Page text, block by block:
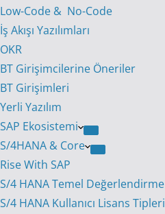
Low-Code & No-Code
İş Akışı Yazılımları
OKR
BT Girişimcilerine Öneriler
BT Girişimleri
Yerli Yazılım
SAP Ekosistemi
S/4HANA & Core
Rise With SAP
S/4 HANA Temel Değerlendirme
S/4 HANA Kullanıcı Lisans Tipleri